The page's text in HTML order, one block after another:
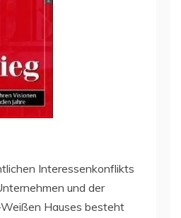
Interessenkonflikts
und der
Hauses besteht